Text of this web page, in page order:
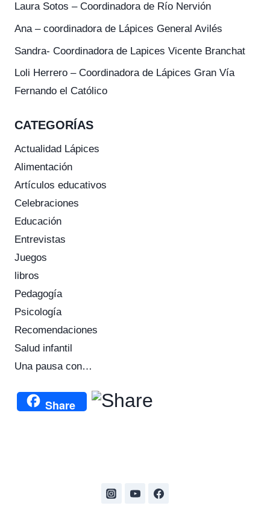
Laura Sotos – Coordinadora de Río Nervión
Ana – coordinadora de Lápices General Avilés
Sandra- Coordinadora de Lapices Vicente Branchat
Loli Herrero – Coordinadora de Lápices Gran Vía
Fernando el Católico
CATEGORÍAS
Actualidad Lápices
Alimentación
Artículos educativos
Celebraciones
Educación
Entrevistas
Juegos
libros
Pedagogía
Psicología
Recomendaciones
Salud infantil
Una pausa con…
Share